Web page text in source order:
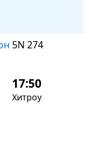
5N 274
17:50
Хитроу